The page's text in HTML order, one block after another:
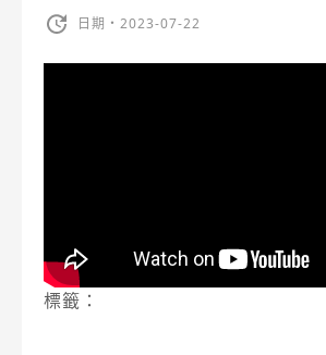
日期・2023-07-22
標籤：